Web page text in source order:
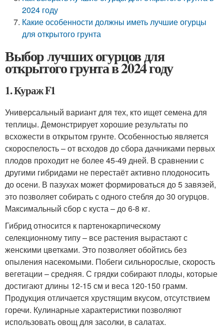
2024 году
Какие особенности должны иметь лучшие огурцы
для открытого грунта
Выбор лучших огурцов для
открытого грунта в 2024 году
1. Кураж F1
Универсальный вариант для тех, кто ищет семена для
теплицы. Демонстрирует хорошие результаты по
всхожести в открытом грунте. Особенностью является
скороспелость – от всходов до сбора дачниками первых
плодов проходит не более 45-49 дней. В сравнении с
другими гибридами не перестаёт активно плодоносить
до осени. В пазухах может формироваться до 5 завязей,
это позволяет собирать с одного стебля до 30 огурцов.
Максимальный сбор с куста – до 6-8 кг.
Гибрид относится к партенокарпическому
селекционному типу – все растения вырастают с
женскими цветками. Это позволяет обойтись без
опыления насекомыми. Побеги сильнорослые, скорость
вегетации – средняя. С грядки собирают плоды, которые
достигают длины 12-15 см и веса 120-150 грамм.
Продукция отличается хрустящим вкусом, отсутствием
горечи. Кулинарные характеристики позволяют
использовать овощ для засолки, в салатах.